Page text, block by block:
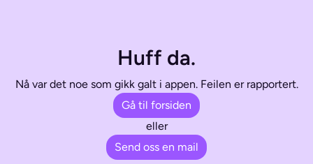
Huff da.
Nå var det noe som gikk galt i appen. Feilen er rapportert.
Gå til forsiden
eller
Send oss en mail